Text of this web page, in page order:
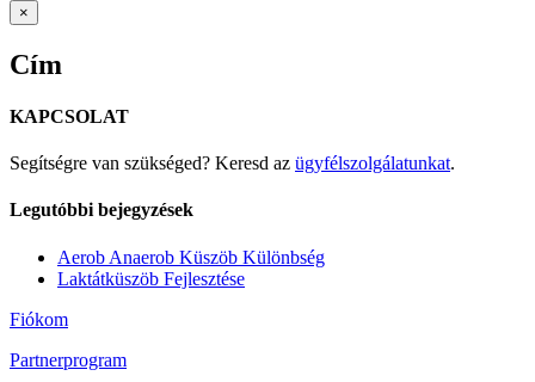
Close
product
view
×
Cím
KAPCSOLAT
Segítségre van szükséged? Keresd az ügyfélszolgálatunkat.
Legutóbbi bejegyzések
Aerob Anaerob Küszöb Különbség
Laktátküszöb Fejlesztése
Fiókom
Partnerprogram